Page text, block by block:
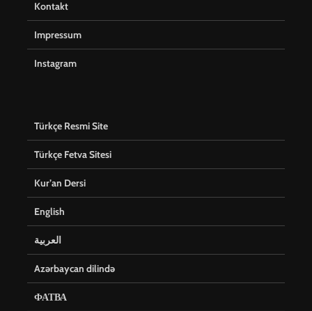
Kontakt
Impressum
Instagram
Türkçe Resmi Site
Türkçe Fetva Sitesi
Kur’an Dersi
English
العربية
Azərbaycan dilində
ФАТВА